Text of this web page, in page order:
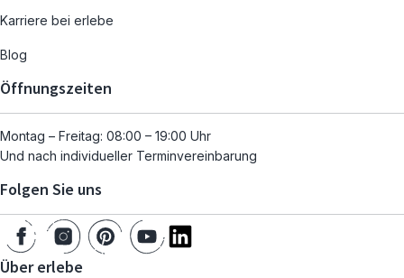
Karriere bei erlebe
Blog
Öffnungszeiten
Montag – Freitag: 08:00 – 19:00 Uhr
Und nach individueller Terminvereinbarung
Folgen Sie uns
Über erlebe